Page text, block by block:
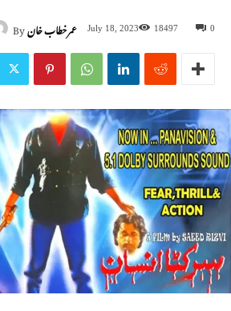
Byعمرخطاب خان July 18, 2023 0
18497